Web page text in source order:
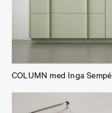
COLUMN med Inga Sempé